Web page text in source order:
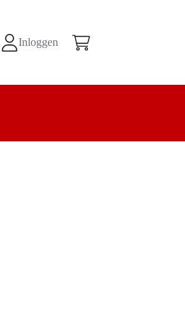
Inloggen Winkelwagen